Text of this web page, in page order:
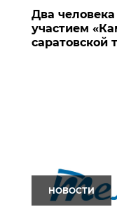
Два
участием
саратовской
НОВОСТИ